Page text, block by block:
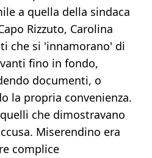
a quella della sindaca
Rizzuto, Carolina
che si 'innamorano' di
fino in fondo,
documenti, o
la propria convenienza.
che dimostravano
Miserendino era
complice